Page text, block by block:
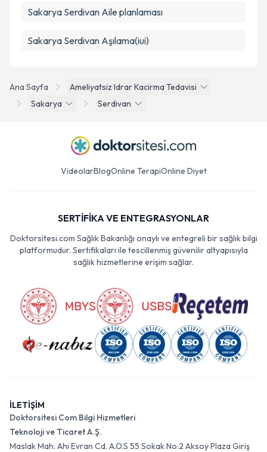
Ana Sayfa
Ameliyatsiz Idrar Kacirma Tedavisi
Sakarya
Serdivan
Sakarya Serdivan Aile planlaması
Sakarya Serdivan Aşılama(iui)
VideolarBlogOnline TerapiOnline Diyet
SERTİFİKA VE ENTEGRASYONLAR
Doktorsitesi.com Sağlık Bakanlığı onaylı ve entegreli bir sağlık bilgi
platformudur. Sertifikaları ile tescillenmiş güvenilir altyapısıyla
sağlık hizmetlerine erişim sağlar.
İLETİŞİM
Doktorsitesi Com Bilgi Hizmetleri
Teknoloji ve Ticaret A.Ş.
Maslak Mah. Ahi Evran Cd. A.O.S 55 Sokak No:2 Aksoy Plaza Giriş